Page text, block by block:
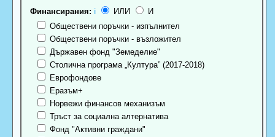
Финансирания: ℹ ИЛИ
И
Обществени поръчки - изпълнител
Обществени поръчки - възложител
Държавен фонд "Земеделие"
Столична програма „Култура” (2017-2018)
Еврофондове
Еразъм+
Норвежи финансов механизъм
Тръст за социална алтернатива
Фонд "Активни граждани"